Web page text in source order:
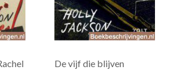
De vijf die blijven